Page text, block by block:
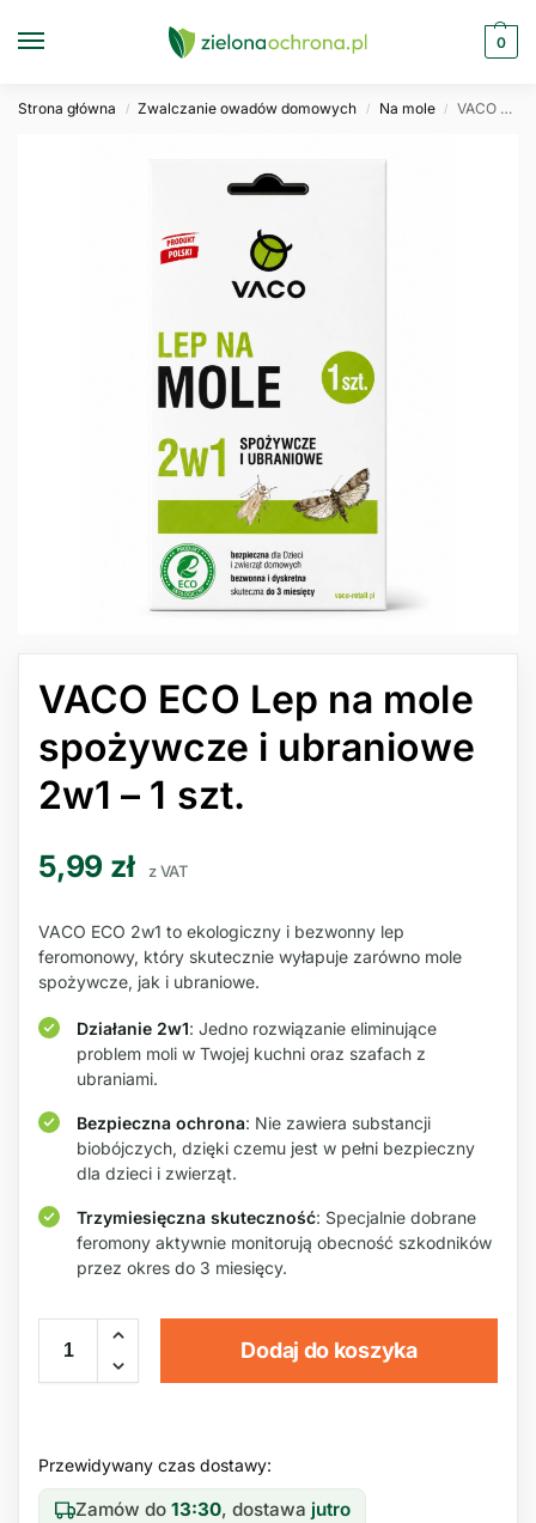
0
Strona główna / Zwalczanie owadów domowych / Na mole / VACO ECO Lep na mole spożywcze i ubraniowe 2w1 – 1 szt.
VACO ECO Lep na mole
spożywcze i ubraniowe
2w1 – 1 szt.
5,99 zł z VAT
VACO ECO 2w1 to ekologiczny i bezwonny lep
feromonowy, który skutecznie wyłapuje zarówno mole
spożywcze, jak i ubraniowe.
Działanie 2w1: Jedno rozwiązanie eliminujące
problem moli w Twojej kuchni oraz szafach z
ubraniami.
Bezpieczna ochrona: Nie zawiera substancji
biobójczych, dzięki czemu jest w pełni bezpieczny
dla dzieci i zwierząt.
Trzymiesięczna skuteczność: Specjalnie dobrane
feromony aktywnie monitorują obecność szkodników
przez okres do 3 miesięcy.
Dodaj do koszyka
Przewidywany czas dostawy:
Zamów do 13:30, dostawa jutro